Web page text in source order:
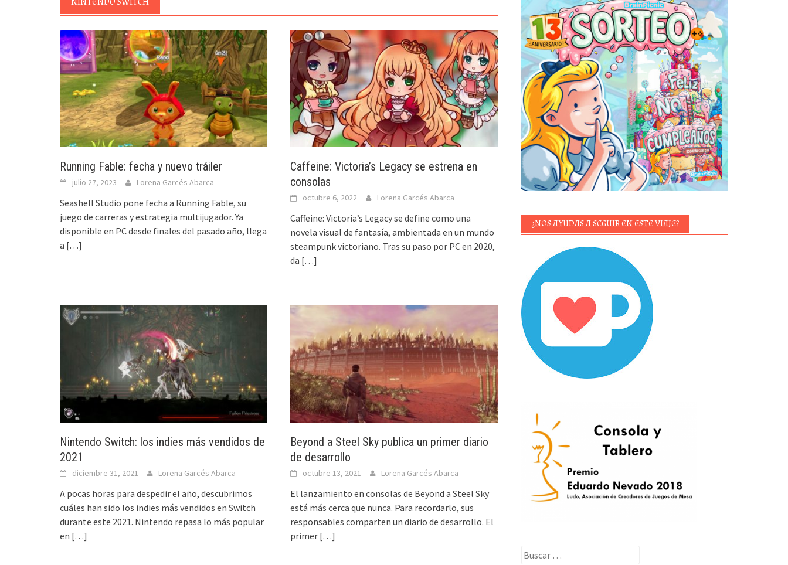
Running Fable: fecha y nuevo tráiler
julio 27, 2023 Lorena Garcés Abarca
Seashell Studio pone fecha a Running Fable, su
juego de carreras y estrategia multijugador. Ya
disponible en PC desde finales del pasado año, llega
a […]
Caffeine: Victoria’s Legacy se estrena en
consolas
octubre 6, 2022 Lorena Garcés Abarca
Caffeine: Victoria’s Legacy se define como una
novela visual de fantasía, ambientada en un mundo
steampunk victoriano. Tras su paso por PC en 2020,
da […]
Nintendo Switch: los indies más vendidos de
2021
diciembre 31, 2021 Lorena Garcés Abarca
A pocas horas para despedir el año, descubrimos
cuáles han sido los indies más vendidos en Switch
durante este 2021. Nintendo repasa lo más popular
en […]
Beyond a Steel Sky publica un primer diario
de desarrollo
octubre 13, 2021 Lorena Garcés Abarca
El lanzamiento en consolas de Beyond a Steel Sky
está más cerca que nunca. Para recordarlo, sus
responsables comparten un diario de desarrollo. El
primer […]
¿NOS AYUDAS A SEGUIR EN ESTE VIAJE?
Buscar: